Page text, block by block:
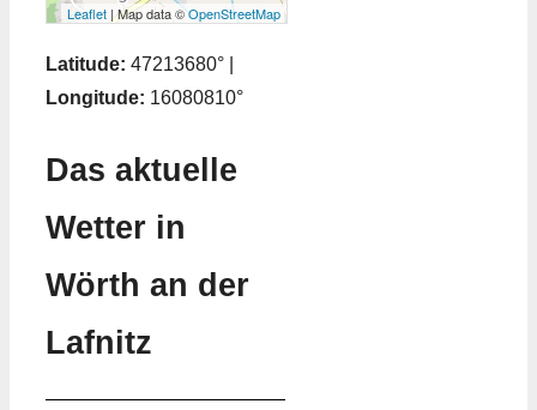
Leaflet | Map data ©OpenStreetMap
Latitude: 47213680° |
Longitude: 16080810°
Das aktuelle
Wetter in
Wörth an der
Lafnitz